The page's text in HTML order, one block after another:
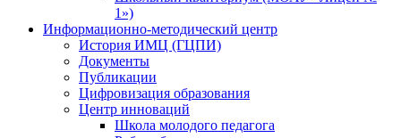
1»)
Информационно-методический центр
История ИМЦ (ГЦПИ)
Документы
Публикации
Цифровизация образования
Центр инноваций
Школа молодого педагога